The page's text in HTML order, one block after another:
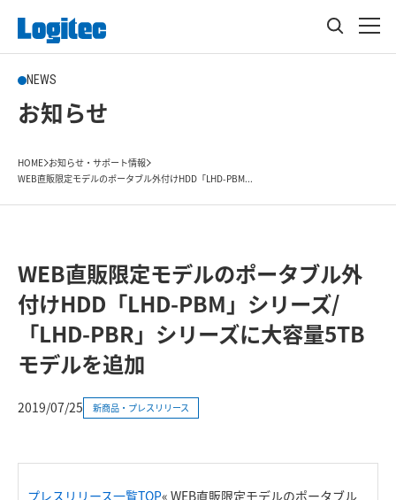
NEWS
お知らせ
HOME お知らせ・サポート情報
WEB直販限定モデルのポータブル外付けHDD「LHD-PBM...
WEB直販限定モデルのポータブル外
付けHDD「LHD-PBM」シリーズ/
「LHD-PBR」シリーズに大容量5TB
モデルを追加
2019/07/25 新商品・プレスリリース
プレスリリース一覧TOP« WEB直販限定モデルのポータブル